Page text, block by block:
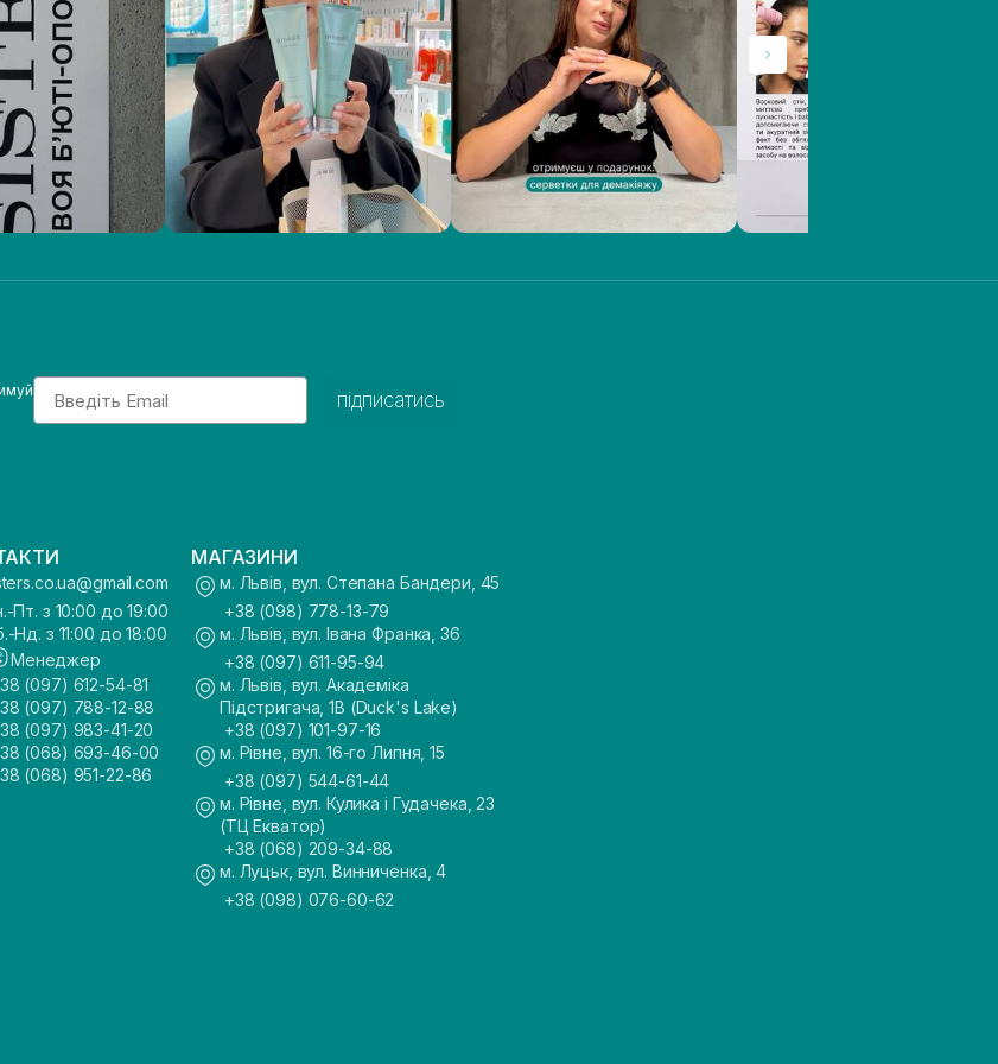
Email
підписатись
Пт. з 10:00 до 19:00
Нд. з 11:00 до 18:00
Менеджер
(097) 612-54-81
(097) 788-12-88
(097) 983-41-20
(068) 693-46-00
(068) 951-22-86
МАГАЗИНИ
м. Львів, вул. Степана Бандери, 45
+38 (098) 778-13-79
м. Львів, вул. Івана Франка, 36
+38 (097) 611-95-94
м. Львів, вул. Академіка
Підстригача, 1В (Duck's Lake)
+38 (097) 101-97-16
м. Рівне, вул. 16-го Липня, 15
+38 (097) 544-61-44
м. Рівне, вул. Кулика і Гудачека, 23
(ТЦ Екватор)
+38 (068) 209-34-88
м. Луцьк, вул. Винниченка, 4
+38 (098) 076-60-62